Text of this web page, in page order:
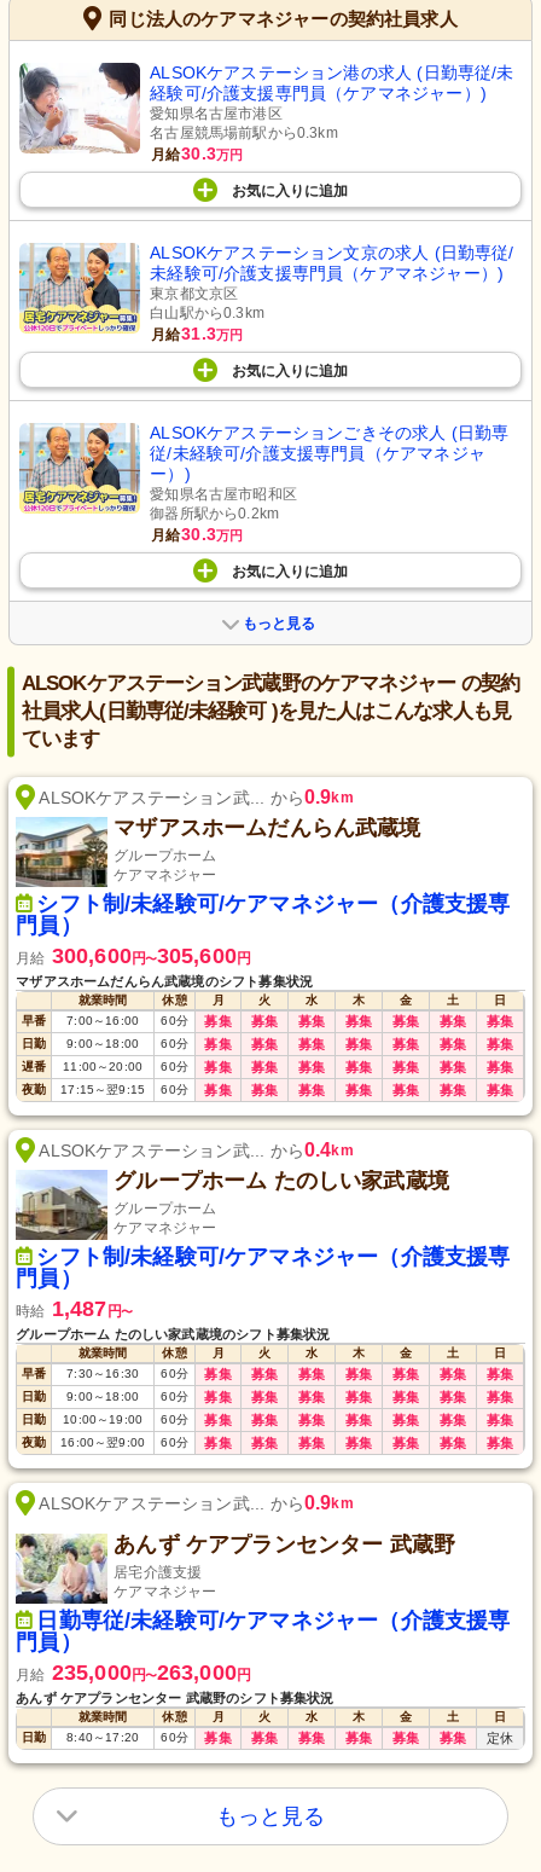
同じ法人のケアマネジャーの契約社員求人
ALSOKケアステーション港の求人 (日勤専従/未
経験可/介護支援専門員（ケアマネジャー）)
愛知県名古屋市港区
名古屋競馬場前駅から0.3km
月給30.3万円
お気に入り に追加
ALSOKケアステーション文京の求人 (日勤専従/
未経験可/介護支援専門員（ケアマネジャー）)
東京都文京区
白山駅から0.3km
月給31.3万円
お気に入り に追加
ALSOKケアステーションごきその求人 (日勤専
従/未経験可/介護支援専門員（ケアマネジャ
ー）)
愛知県名古屋市昭和区
御器所駅から0.2km
月給30.3万円
お気に入り に追加
もっと見る
ALSOKケアステーション武蔵野のケアマネジャー の契約
社員求人(日勤専従/未経験可 )を見た人はこんな求人も見
ています
ALSOKケアステーション武... から0.9km
マザアスホームだんらん武蔵境
グループホーム
ケアマネジャー
シフト制/未経験可/ケアマネジャー（介護支援専
門員）
月給 300,600円〜305,600円
マザアスホームだんらん武蔵境のシフト募集状況
就業時間 休憩 月 火 水 木 金 土
日
早番
7:00～16:00 60分 募集 募集 募集 募集 募集 募集 募集
日勤 9:00～18:00 60分 募集 募集 募集 募集 募集 募集 募集
遅番 11:00～20:00 60分 募集 募集 募集 募集 募集 募集 募集
夜勤 17:15 ～翌9:15 60分 募集 募集 募集 募集 募集 募集 募集
ALSOKケアステーション武... から0.4km
グループホーム たのしい家武蔵境
グループホーム
ケアマネジャー
シフト制/未経験可/ケアマネジャー（介護支援専
門員）
時給 1,487 円〜
グループホーム たのしい家武蔵境のシフト募集状況
就業時間 休憩 月 火 水 木 金 土
日
早番
7:30～16:30 60分 募集 募集 募集 募集 募集 募集 募集
日勤 9:00～18:00 60分 募集 募集 募集 募集 募集 募集 募集
日勤 10:00～19:00 60分 募集 募集 募集 募集 募集 募集 募集
夜勤 16:00～翌9:00 60分 募集 募集 募集 募集 募集 募集 募集
ALSOKケアステーション武... から0.9km
あんず ケアプランセンター 武蔵野
居宅介護支援
ケアマネジャー
日勤専従/未経験可/ケアマネジャー（介護支援専
門員）
月給 235,000円〜263,000円
あんず ケアプランセンター 武蔵野のシフト募集状況
就業時間 休憩 月 火 水 木 金 土
日
日勤
8:40～17:20 60分 募集 募集 募集 募集 募集 募集 定休
もっと見る